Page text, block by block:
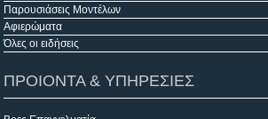
Παρουσιάσεις Μοντέλων
Αφιερώματα
Όλες οι ειδήσεις
ΠΡΟΙΟΝΤΑ & ΥΠΗΡΕΣΙΕΣ